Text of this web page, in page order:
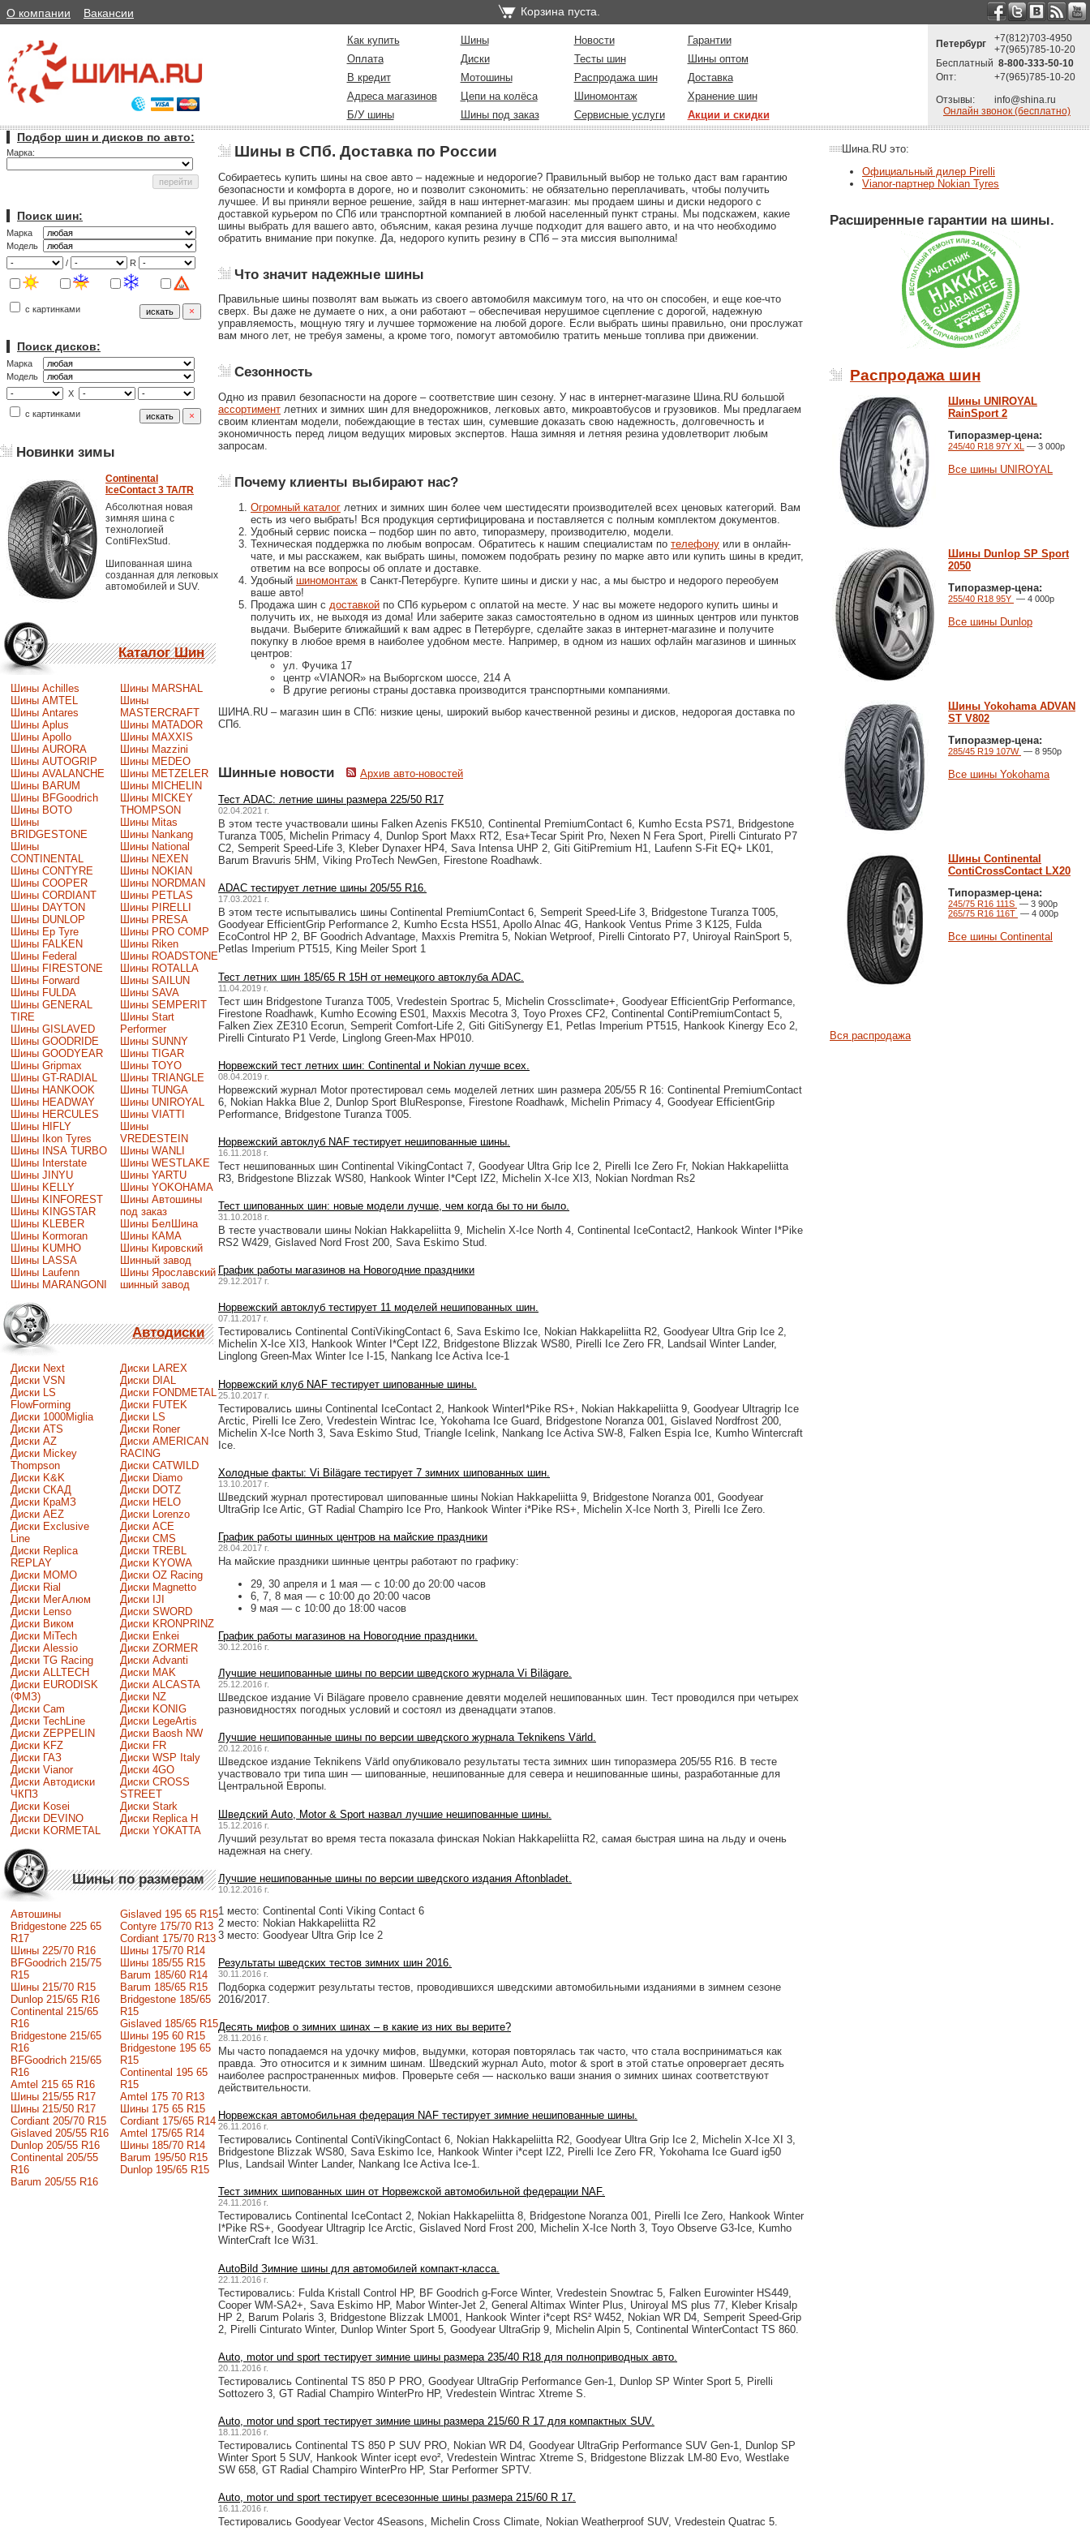
О компании Вакансии Корзина пуста.
Как купить Шины Новости
Гарантии
Оплата
Диски Тесты шин
Шины оптом
В кредит
Мотошины Распродажа шин
Доставка
Адреса магазинов
Цепи на колёса Шиномонтаж
Хранение шин
Б/У шины
Шины под заказ Сервисные услуги Акции и скидки
Петербург
+7(812)703-4950
+7(965)785-10-20
Бесплатный 8-800-333-50-10
Опт:
+7(965)785-10-20
Отзывы:
info@shina.ru
Онлайн звонок (бесплатно)
Подбор шин и дисков по авто:
Марка:
Поиск шин:
Марка
Модель
/
R
с картинками
Поиск дисков:
Марка
Модель
X
с картинками
Новинки зимы
Continental
IceContact 3 TA/TR
Абсолютная новая
зимняя шина с
технологией
ContiFlexStud.
Шипованная шина
созданная для легковых
автомобилей и SUV.
Каталог Шин
Шины Achilles
Шины AMTEL
Шины Antares
Шины Aplus
Шины Apollo
Шины AURORA
Шины AUTOGRIP
Шины AVALANCHE
Шины BARUM
Шины BFGoodrich
Шины BOTO
Шины
BRIDGESTONE
Шины
CONTINENTAL
Шины CONTYRE
Шины COOPER
Шины CORDIANT
Шины DAYTON
Шины DUNLOP
Шины Ep Tyre
Шины FALKEN
Шины Federal
Шины FIRESTONE
Шины Forward
Шины FULDA
Шины GENERAL
TIRE
Шины GISLAVED
Шины GOODRIDE
Шины GOODYEAR
Шины Gripmax
Шины GT-RADIAL
Шины HANKOOK
Шины HEADWAY
Шины HERCULES
Шины HIFLY
Шины Ikon Tyres
Шины INSA TURBO
Шины Interstate
Шины JINYU
Шины KELLY
Шины KINFOREST
Шины KINGSTAR
Шины KLEBER
Шины Kormoran
Шины KUMHO
Шины LASSA
Шины Laufenn
Шины MARANGONI
Шины MARSHAL
Шины
MASTERCRAFT
Шины MATADOR
Шины MAXXIS
Шины Mazzini
Шины MEDEO
Шины METZELER
Шины MICHELIN
Шины MICKEY
THOMPSON
Шины Mitas
Шины Nankang
Шины National
Шины NEXEN
Шины NOKIAN
Шины NORDMAN
Шины PETLAS
Шины PIRELLI
Шины PRESA
Шины PRO COMP
Шины Riken
Шины ROADSTONE
Шины ROTALLA
Шины SAILUN
Шины SAVA
Шины SEMPERIT
Шины Start
Performer
Шины SUNNY
Шины TIGAR
Шины TOYO
Шины TRIANGLE
Шины TUNGA
Шины UNIROYAL
Шины VIATTI
Шины
VREDESTEIN
Шины WANLI
Шины WESTLAKE
Шины YARTU
Шины YOKOHAMA
Шины Автошины
под заказ
Шины БелШина
Шины КАМА
Шины Кировский
Шинный завод
Шины Ярославский
шинный завод
Автодиски
Диски Next
Диски VSN
Диски LS
FlowForming
Диски 1000Miglia
Диски ATS
Диски AZ
Диски Mickey
Thompson
Диски K&K
Диски СКАД
Диски КраМЗ
Диски AEZ
Диски Exclusive
Line
Диски Replica
REPLAY
Диски MOMO
Диски Rial
Диски МегАлюм
Диски Lenso
Диски Виком
Диски MiTech
Диски Alessio
Диски TG Racing
Диски ALLTECH
Диски EURODISK
(ФМЗ)
Диски Cam
Диски TechLine
Диски ZEPPELIN
Диски KFZ
Диски ГАЗ
Диски Vianor
Диски Автодиски
ЧКПЗ
Диски Kosei
Диски DEVINO
Диски KORMETAL
Диски LAREX
Диски DIAL
Диски FONDMETAL
Диски FUTEK
Диски LS
Диски Roner
Диски AMERICAN
RACING
Диски CATWILD
Диски Diamo
Диски DOTZ
Диски HELO
Диски Lorenzo
Диски ACE
Диски CMS
Диски TREBL
Диски KYOWA
Диски OZ Racing
Диски Magnetto
Диски IJI
Диски SWORD
Диски KRONPRINZ
Диски Enkei
Диски ZORMER
Диски Advanti
Диски MAK
Диски ALCASTA
Диски NZ
Диски KONIG
Диски LegeArtis
Диски Baosh NW
Диски FR
Диски WSP Italy
Диски 4GO
Диски CROSS
STREET
Диски Stark
Диски Replica H
Диски YOKATTA
Шины по размерам
Автошины
Bridgestone 225 65
R17
Шины 225/70 R16
BFGoodrich 215/75
R15
Шины 215/70 R15
Dunlop 215/65 R16
Continental 215/65
R16
Bridgestone 215/65
R16
BFGoodrich 215/65
R16
Amtel 215 65 R16
Шины 215/55 R17
Шины 215/50 R17
Сordiant 205/70 R15
Gislaved 205/55 R16
Dunlop 205/55 R16
Continental 205/55
R16
Barum 205/55 R16
Gislaved 195 65 R15
Contyre 175/70 R13
Cordiant 175/70 R13
Шины 175/70 R14
Шины 185/55 R15
Barum 185/60 R14
Barum 185/65 R15
Bridgestone 185/65
R15
Gislaved 185/65 R15
Шины 195 60 R15
Bridgestone 195 65
R15
Continental 195 65
R15
Amtel 175 70 R13
Шины 175 65 R15
Cordiant 175/65 R14
Amtel 175/65 R14
Шины 185/70 R14
Barum 195/50 R15
Dunlop 195/65 R15
Шины в СПб. Доставка по России
Собираетесь купить шины на свое авто – надежные и недорогие? Правильный выбор не только даст вам гарантию
безопасности и комфорта в дороге, но и позволит сэкономить: не обязательно переплачивать, чтобы получить
лучшее. И вы приняли верное решение, зайдя в наш интернет-магазин: мы продаем шины и диски недорого с
доставкой курьером по СПб или транспортной компанией в любой населенный пункт страны. Мы подскажем, какие
шины выбрать для вашего авто, объясним, какая резина лучше подходит для вашего авто, и на что необходимо
обратить внимание при покупке. Да, недорого купить резину в СПб – эта миссия выполнима!
Что значит надежные шины
Правильные шины позволят вам выжать из своего автомобиля максимум того, на что он способен, и еще кое-что
сверх. Вы даже не думаете о них, а они работают – обеспечивая нерушимое сцепление с дорогой, надежную
управляемость, мощную тягу и лучшее торможение на любой дороге. Если выбрать шины правильно, они прослужат
вам много лет, не требуя замены, а кроме того, помогут автомобилю тратить меньше топлива при движении.
Сезонность
Одно из правил безопасности на дороге – соответствие шин сезону. У нас в интернет-магазине Шина.RU большой
ассортимент летних и зимних шин для внедорожников, легковых авто, микроавтобусов и грузовиков. Мы предлагаем
своим клиентам модели, побеждающие в тестах шин, сумевшие доказать свою надежность, долговечность и
экономичность перед лицом ведущих мировых экспертов. Наша зимняя и летняя резина удовлетворит любым
запросам.
Почему клиенты выбирают нас?
Огромный каталог летних и зимних шин более чем шестидесяти производителей всех ценовых категорий. Вам
есть из чего выбрать! Вся продукция сертифицирована и поставляется с полным комплектом документов.
Удобный сервис поиска – подбор шин по авто, типоразмеру, производителю, модели.
Техническая поддержка по любым вопросам. Обратитесь к нашим специалистам по телефону или в онлайн-
чате, и мы расскажем, как выбрать шины, поможем подобрать резину по марке авто или купить шины в кредит,
ответим на все вопросы об оплате и доставке.
Удобный шиномонтаж в Санкт-Петербурге. Купите шины и диски у нас, а мы быстро и недорого переобуем
ваше авто!
Продажа шин с доставкой по СПб курьером с оплатой на месте. У нас вы можете недорого купить шины и
получить их, не выходя из дома! Или заберите заказ самостоятельно в одном из шинных центров или пунктов
выдачи. Выберите ближайший к вам адрес в Петербурге, сделайте заказ в интернет-магазине и получите
покупку в любое время в наиболее удобном месте. Например, в одном из наших офлайн магазинов и шинных
центров:
ул. Фучика 17
центр «VIANOR» на Выборгском шоссе, 214 А
В другие регионы страны доставка производится транспортными компаниями.
ШИНА.RU – магазин шин в СПб: низкие цены, широкий выбор качественной резины и дисков, недорогая доставка по
СПб.
Шинные новости Архив авто-новостей
Тест ADAC: летние шины размера 225/50 R17
02.04.2021 г.
В этом тесте участвовали шины Falken Azenis FK510, Continental PremiumContact 6, Kumho Ecsta PS71, Bridgestone
Turanza T005, Michelin Primacy 4, Dunlop Sport Maxx RT2, Esa+Tecar Spirit Pro, Nexen N Fera Sport, Pirelli Cinturato P7
C2, Semperit Speed-Life 3, Kleber Dynaxer HP4, Sava Intensa UHP 2, Giti GitiPremium H1, Laufenn S-Fit EQ+ LK01,
Barum Bravuris 5HM, Viking ProTech NewGen, Firestone Roadhawk.
ADAC тестирует летние шины 205/55 R16.
17.03.2021 г.
В этом тесте испытывались шины Continental PremiumContact 6, Semperit Speed-Life 3, Bridgestone Turanza T005,
Goodyear EfficientGrip Performance 2, Kumho Ecsta HS51, Apollo Alnac 4G, Hankook Ventus Prime 3 K125, Fulda
EcoControl HP 2, BF Goodrich Advantage, Maxxis Premitra 5, Nokian Wetproof, Pirelli Cintorato P7, Uniroyal RainSport 5,
Petlas Imperium PT515, King Meiler Sport 1
Тест летних шин 185/65 R 15H от немецкого автоклуба ADAC.
11.04.2019 г.
Тест шин Bridgestone Turanza T005, Vredestein Sportrac 5, Michelin Crossclimate+, Goodyear EfficientGrip Performance,
Firestone Roadhawk, Kumho Ecowing ES01, Maxxis Mecotra 3, Toyo Proxes CF2, Continental ContiPremiumContact 5,
Falken Ziex ZE310 Ecorun, Semperit Comfort-Life 2, Giti GitiSynergy E1, Petlas Imperium PT515, Hankook Kinergy Eco 2,
Pirelli Cinturato P1 Verde, Linglong Green-Max HP010.
Норвежский тест летних шин: Continental и Nokian лучше всех.
08.04.2019 г.
Норвежский журнал Motor протестировал семь моделей летних шин размера 205/55 R 16: Continental PremiumContact
6, Nokian Hakka Blue 2, Dunlop Sport BluResponse, Firestone Roadhawk, Michelin Primacy 4, Goodyear EfficientGrip
Performance, Bridgestone Turanza T005.
Норвежский автоклуб NAF тестирует нешипованные шины.
16.11.2018 г.
Тест нешипованных шин Continental VikingContact 7, Goodyear Ultra Grip Ice 2, Pirelli Ice Zero Fr, Nokian Hakkapeliitta
R3, Bridgestone Blizzak WS80, Hankook Winter I*Cept IZ2, Michelin X-Ice XI3, Nokian Nordman Rs2
Тест шипованных шин: новые модели лучше, чем когда бы то ни было.
31.10.2018 г.
В тесте участвовали шины Nokian Hakkapeliitta 9, Michelin X-Ice North 4, Continental IceContact2, Hankook Winter I*Pike
RS2 W429, Gislaved Nord Frost 200, Sava Eskimo Stud.
График работы магазинов на Новогодние праздники
29.12.2017 г.
Норвежский автоклуб тестирует 11 моделей нешипованных шин.
07.11.2017 г.
Тестировались Continental ContiVikingContact 6, Sava Eskimo Ice, Nokian Hakkapeliitta R2, Goodyear Ultra Grip Ice 2,
Michelin X-Ice XI3, Hankook Winter I*Cept IZ2, Bridgestone Blizzak WS80, Pirelli Ice Zero FR, Landsail Winter Lander,
Linglong Green-Max Winter Ice I-15, Nankang Ice Activa Ice-1
Норвежский клуб NAF тестирует шипованные шины.
25.10.2017 г.
Тестировались шины Continental IceContact 2, Hankook WinterI*Pike RS+, Nokian Hakkapeliitta 9, Goodyear Ultragrip Ice
Arctic, Pirelli Ice Zero, Vredestein Wintrac Ice, Yokohama Ice Guard, Bridgestone Noranza 001, Gislaved Nordfrost 200,
Michelin X-Ice North 3, Sava Eskimo Stud, Triangle Icelink, Nankang Ice Activa SW-8, Falken Espia Ice, Kumho Wintercraft
Ice.
Холодные факты: Vi Bilägare тестирует 7 зимних шипованных шин.
13.10.2017 г.
Шведский журнал протестировал шипованные шины Nokian Hakkapeliitta 9, Bridgestone Noranza 001, Goodyear
UltraGrip Ice Artiс, GT Radial Champiro Ice Pro, Hankook Winter i*Pike RS+, Michelin X-Ice North 3, Pirelli Ice Zero.
График работы шинных центров на майские праздники
28.04.2017 г.
На майские праздники шинные центры работают по графику:
29, 30 апреля и 1 мая — с 10:00 до 20:00 часов
6, 7, 8 мая — с 10:00 до 20:00 часов
9 мая — с 10:00 до 18:00 часов
График работы магазинов на Новогодние праздники.
30.12.2016 г.
Лучшие нешипованные шины по версии шведского журнала Vi Bilägare.
25.12.2016 г.
Шведское издание Vi Bilägare провело сравнение девяти моделей нешипованных шин. Тест проводился при четырех
разновидностях погодных условий и состоял из двенадцати этапов.
Лучшие нешипованные шины по версии шведского журнала Teknikens Värld.
20.12.2016 г.
Шведское издание Teknikens Värld опубликовало результаты теста зимних шин типоразмера 205/55 R16. В тесте
участвовало три типа шин — шипованные, нешипованные для севера и нешипованные шины, разработанные для
Центральной Европы.
Шведский Auto, Motor & Sport назвал лучшие нешипованные шины.
15.12.2016 г.
Лучший результат во время теста показала финская Nokian Hakkapeliitta R2, самая быстрая шина на льду и очень
надежная на снегу.
Лучшие нешипованные шины по версии шведского издания Aftonbladet.
10.12.2016 г.
1 место: Continental Conti Viking Contact 6
2 место: Nokian Hakkapeliitta R2
3 место: Goodyear Ultra Grip Ice 2
Результаты шведских тестов зимних шин 2016.
30.11.2016 г.
Подборка содержит результаты тестов, проводившихся шведскими автомобильными изданиями в зимнем сезоне
2016/2017.
Десять мифов о зимних шинах – в какие из них вы верите?
28.11.2016 г.
Мы часто попадаемся на удочку мифов, выдумки, которая повторялась так часто, что стала восприниматься как
правда. Это относится и к зимним шинам. Шведский журнал Auto, motor & sport в этой статье опровергает десять
наиболее распространенных мифов. Проверьте себя — насколько ваши знания о зимних шинах соответствуют
действительности.
Норвежская автомобильная федерация NAF тестирует зимние нешипованные шины.
26.11.2016 г.
Тестировались Continental ContiVikingContact 6, Nokian Hakkapeliitta R2, Goodyear Ultra Grip Ice 2, Michelin X-Ice XI 3,
Bridgestone Blizzak WS80, Sava Eskimo Ice, Hankook Winter i*cept IZ2, Pirelli Ice Zero FR, Yokohama Ice Guard ig50
Plus, Landsail Winter Lander, Nankang Ice Activa Ice-1.
Тест зимних шипованных шин от Норвежской автомобильной федерации NAF.
24.11.2016 г.
Тестировались Continental IceContact 2, Nokian Hakkapeliitta 8, Bridgestone Noranza 001, Pirelli Ice Zero, Hankook Winter
I*Pike RS+, Goodyear Ultragrip Ice Arctic, Gislaved Nord Frost 200, Michelin X-Ice North 3, Toyo Observe G3-Ice, Kumho
WinterCraft Ice Wi31.
AutoBild Зимние шины для автомобилей компакт-класса.
22.11.2016 г.
Тестировались: Fulda Kristall Control HP, BF Goodrich g-Force Winter, Vredestein Snowtrac 5, Falken Eurowinter HS449,
Cooper WM-SA2+, Sava Eskimo HP, Mabor Winter-Jet 2, General Altimax Winter Plus, Uniroyal MS plus 77, Kleber Krisalp
HP 2, Barum Polaris 3, Bridgestone Blizzak LM001, Hankook Winter i*cept RS² W452, Nokian WR D4, Semperit Speed-Grip
2, Pirelli Cinturato Winter, Dunlop Winter Sport 5, Goodyear UltraGrip 9, Michelin Alpin 5, Continental WinterContact TS 860.
Auto, motor und sport тестирует зимние шины размера 235/40 R18 для полноприводных авто.
20.11.2016 г.
Тестировались Continental TS 850 P PRO, Goodyear UltraGrip Performance Gen-1, Dunlop SP Winter Sport 5, Pirelli
Sottozero 3, GT Radial Champiro WinterPro HP, Vredestein Wintrac Xtreme S.
Auto, motor und sport тестирует зимние шины размера 215/60 R 17 для компактных SUV.
18.11.2016 г.
Тестировались Continental TS 850 P SUV PRO, Nokian WR D4, Goodyear UltraGrip Performance SUV Gen-1, Dunlop SP
Winter Sport 5 SUV, Hankook Winter icept evo², Vredestein Wintrac Xtreme S, Bridgestone Blizzak LM-80 Evo, Westlake
SW 658, GT Radial Champiro WinterPro HP, Star Performer SPTV.
Auto, motor und sport тестирует всесезонные шины размера 215/60 R 17.
16.11.2016 г.
Тестировались Goodyear Vector 4Seasons, Michelin Cross Climate, Nokian Weatherproof SUV, Vredestein Quatrac 5.
Шина.RU это:
Официальный дилер Pirelli
Vianor-партнер Nokian Tyres
Расширенные гарантии на шины.
Распродажа шин
Шины UNIROYAL
RainSport 2
Типоразмер-цена:
245/40 R18 97Y XL — 3 000р
Все шины UNIROYAL
Шины Dunlop SP Sport
2050
Типоразмер-цена:
255/40 R18 95Y — 4 000р
Все шины Dunlop
Шины Yokohama ADVAN
ST V802
Типоразмер-цена:
285/45 R19 107W — 8 950р
Все шины Yokohama
Шины Continental
ContiCrossContact LX20
Типоразмер-цена:
245/75 R16 111S — 3 900р
265/75 R16 116T — 4 000р
Все шины Continental
Вся распродажа